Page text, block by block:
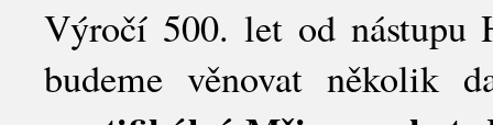
Výročí 500. let od nástupu
budeme věnovat několik